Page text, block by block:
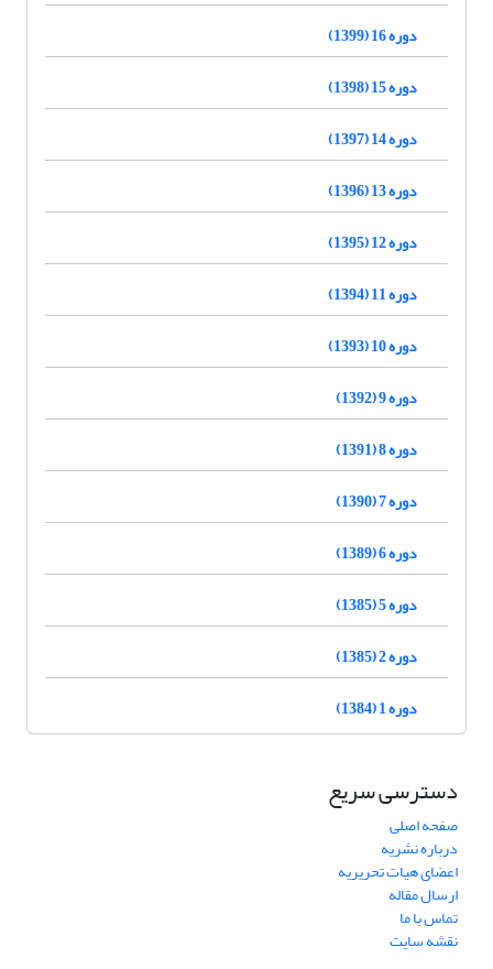
دوره 16 (1399)
دوره 15 (1398)
دوره 14 (1397)
دوره 13 (1396)
دوره 12 (1395)
دوره 11 (1394)
دوره 10 (1393)
دوره 9 (1392)
دوره 8 (1391)
دوره 7 (1390)
دوره 6 (1389)
دوره 5 (1385)
دوره 2 (1385)
دوره 1 (1384)
دسترسی سریع
صفحه اصلی
درباره نشریه
اعضای هیات تحریریه
ارسال مقاله
تماس با ما
نقشه سایت